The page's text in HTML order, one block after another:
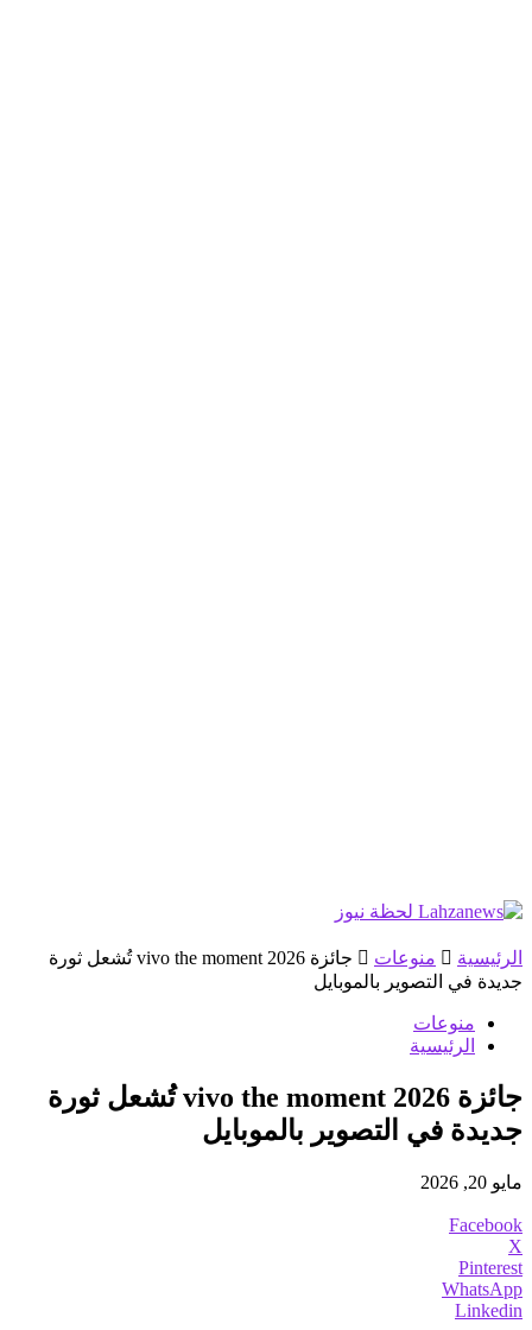
الرئيسية منوعات
جائزة vivo the moment 2026 تُشعل ثورة
جديدة في التصوير بالموبايل
منوعات
الرئيسية
جائزة vivo the moment 2026 تُشعل ثورة
جديدة في التصوير بالموبايل
مايو 20, 2026
Facebook
X
Pinterest
WhatsApp
Linkedin